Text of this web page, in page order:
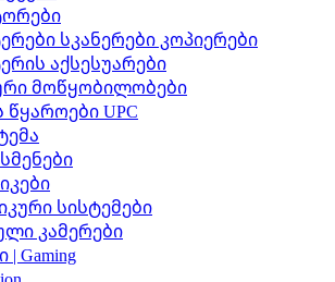
სკანერები კოპიერები
აქსესუარები
მოწყობილობები
წყაროები UPC
სისტემები
კამერები
Gaming